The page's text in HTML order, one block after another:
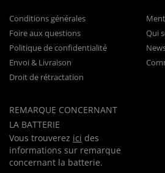
Conditions générales
Foire aux questions
Politique de confidentialité
Envoi & Livraison
Droit de rétractation
REMARQUE CONCERNANT
LA BATTERIE
Vous trouverez ici des
informations sur remarque
concernant la batterie.
Qui